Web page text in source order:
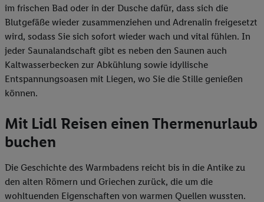
im frischen Bad oder in der Dusche dafür, dass sich die
Blutgefäße wieder zusammenziehen und Adrenalin freigesetzt
wird, sodass Sie sich sofort wieder wach und vital fühlen. In
jeder Saunalandschaft gibt es neben den Saunen auch
Kaltwasserbecken zur Abkühlung sowie idyllische
Entspannungsoasen mit Liegen, wo Sie die Stille genießen
können.
Mit Lidl Reisen einen Thermenurlaub
buchen
Die Geschichte des Warmbadens reicht bis in die Antike zu
den alten Römern und Griechen zurück, die um die
wohltuenden Eigenschaften von warmen Quellen wussten.